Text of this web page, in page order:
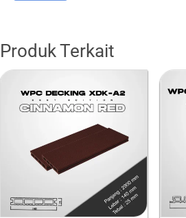
Produk Terkait